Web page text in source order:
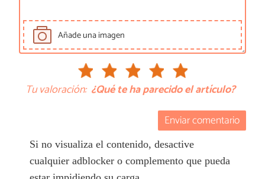
Añade una imagen
Tu valoración: ¿Qué te ha parecido el artículo?
Enviar comentario
Si no visualiza el contenido, desactive
cualquier adblocker o complemento que pueda